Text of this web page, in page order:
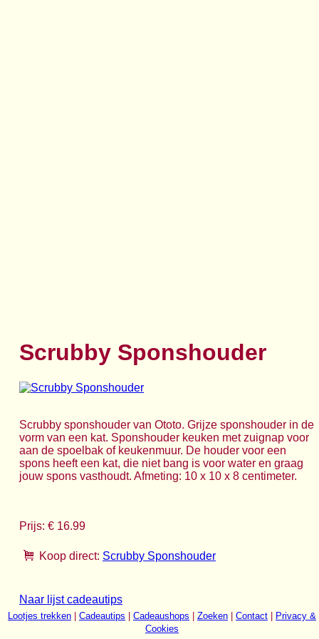
Scrubby Sponshouder
Scrubby sponshouder van Ototo. Grijze sponshouder in de
vorm van een kat. Sponshouder keuken met zuignap voor
aan de spoelbak of keukenmuur. De houder voor een
spons heeft een kat, die niet bang is voor water en graag
jouw spons vasthoudt. Afmeting: 10 x 10 x 8 centimeter.
Prijs: € 16.99
Koop direct: Scrubby Sponshouder
Naar lijst cadeautips
Lootjes trekken Cadeautips Cadeaushops Zoeken Contact
Privacy &
Cookies